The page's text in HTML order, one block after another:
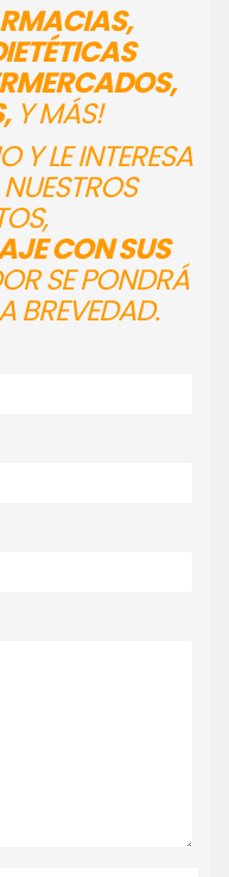
Y MÁS!
Y LE INTERESA
CON SUS
SE PONDRÁ
BREVEDAD.